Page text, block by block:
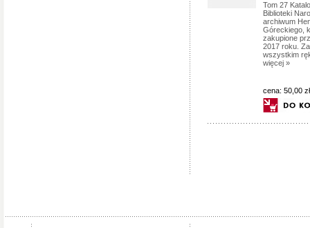
Tom 27
Biblioteki
archiwum
Góreckiego,
zakupione
2017 roku.
wszystkim
więcej »
cena: 50,00 zł